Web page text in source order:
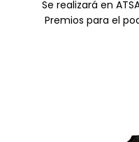
Se realizará en
Premios para el